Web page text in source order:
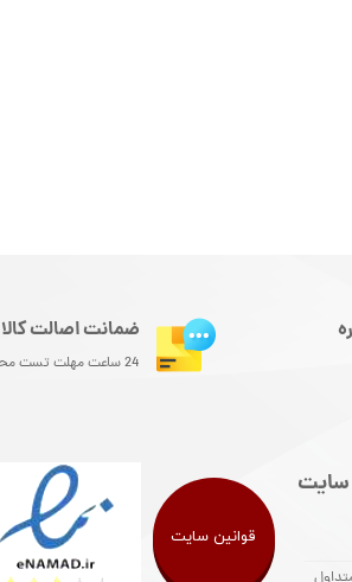
سایت
ضمانت اصالت کالا
24 ساعت مهلت تست محصول
قوانین سایت